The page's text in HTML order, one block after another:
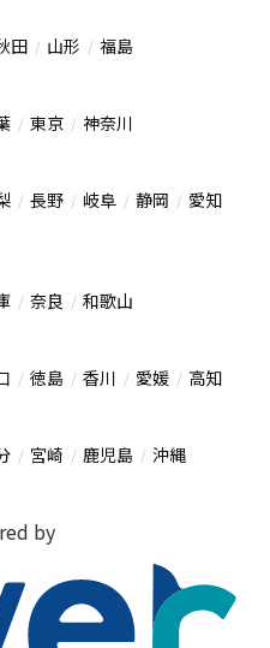
田 山形 福島
東京 神奈川
長野 岐阜 静岡 愛知
奈良 和歌山
徳島 香川 愛媛 高知
宮崎 鹿児島 沖縄
by